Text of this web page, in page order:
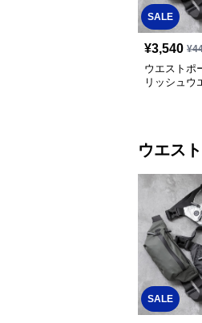
SALE
¥3,540 ¥
ウエストポ
リッシュウ
ウエス
SALE